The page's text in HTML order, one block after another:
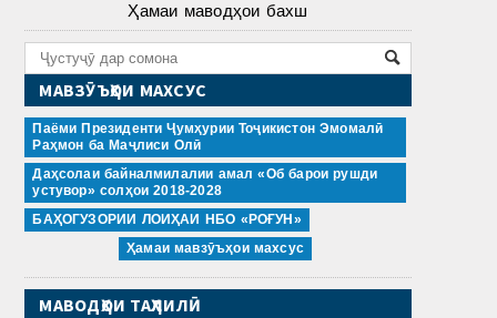
Ҳамаи маводҳои бахш
МАВЗӮЪҲОИ МАХСУС
Паёми Президенти Ҷумҳурии Тоҷикистон Эмомалӣ
Раҳмон ба Маҷлиси Олӣ
Даҳсолаи байналмилалии амал «Об барои рушди
устувор» солҳои 2018-2028
БАҲОГУЗОРИИ ЛОИҲАИ НБО «РОҒУН»
Ҳамаи мавзӯъҳои махсус
МАВОДҲОИ ТАҲЛИЛӢ